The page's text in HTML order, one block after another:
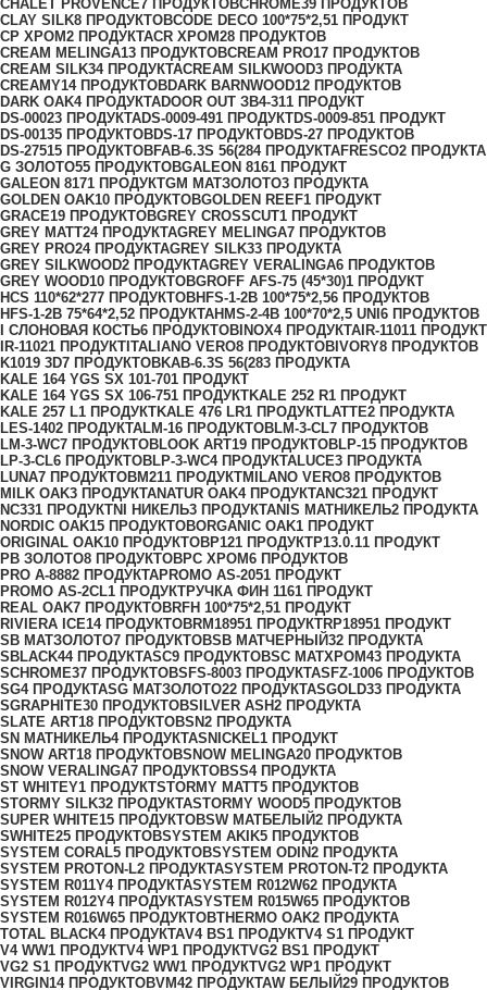
CHALET PROVENCE7 ПРОДУКТОВCHROME39 ПРОДУКТОВ
CLAY SILK8 ПРОДУКТОВCODE DECO 100*75*2,51 ПРОДУКТ
CP ХРОМ2 ПРОДУКТАCR ХРОМ28 ПРОДУКТОВ
CREAM MELINGA13 ПРОДУКТОВCREAM PRO17 ПРОДУКТОВ
CREAM SILK34 ПРОДУКТАCREAM SILKWOOD3 ПРОДУКТА
CREAMY14 ПРОДУКТОВDARK BARNWOOD12 ПРОДУКТОВ
DARK OAK4 ПРОДУКТАDOOR OUT ЗВ4-311 ПРОДУКТ
DS-00023 ПРОДУКТАDS-0009-491 ПРОДУКТDS-0009-851 ПРОДУКТ
DS-00135 ПРОДУКТОВDS-17 ПРОДУКТОВDS-27 ПРОДУКТОВ
DS-27515 ПРОДУКТОВFAB-6.3S 56(284 ПРОДУКТАFRESCO2 ПРОДУКТА
G ЗОЛОТО55 ПРОДУКТОВGALEON 8161 ПРОДУКТ
GALEON 8171 ПРОДУКТGM МАТЗОЛОТО3 ПРОДУКТА
GOLDEN OAK10 ПРОДУКТОВGOLDEN REEF1 ПРОДУКТ
GRACE19 ПРОДУКТОВGREY CROSSCUT1 ПРОДУКТ
GREY MATT24 ПРОДУКТАGREY MELINGA7 ПРОДУКТОВ
GREY PRO24 ПРОДУКТАGREY SILK33 ПРОДУКТА
GREY SILKWOOD2 ПРОДУКТАGREY VERALINGA6 ПРОДУКТОВ
GREY WOOD10 ПРОДУКТОВGROFF AFS-75 (45*30)1 ПРОДУКТ
HCS 110*62*277 ПРОДУКТОВHFS-1-2B 100*75*2,56 ПРОДУКТОВ
HFS-1-2B 75*64*2,52 ПРОДУКТАHMS-2-4B 100*70*2,5 UNI 6 ПРОДУКТОВ
I СЛОНОВАЯ КОСТЬ6 ПРОДУКТОВ INOX4 ПРОДУКТА IR-11011 ПРОДУКТ
IR-11021 ПРОДУКТ ITALIANO VERO8 ПРОДУКТОВ IVORY8 ПРОДУКТОВ
K1019 3D7 ПРОДУКТОВKAB-6.3S 56(283 ПРОДУКТА
KALE 164 YGS SX 101-701 ПРОДУКТ
KALE 164 YGS SX 106-751 ПРОДУКТKALE 252 R1 ПРОДУКТ
KALE 257 L1 ПРОДУКТKALE 476 LR1 ПРОДУКТLATTE2 ПРОДУКТА
LES-1402 ПРОДУКТАLM-16 ПРОДУКТОВLM-3-CL7 ПРОДУКТОВ
LM-3-WC7 ПРОДУКТОВLOOK ART19 ПРОДУКТОВLP-15 ПРОДУКТОВ
LP-3-CL6 ПРОДУКТОВLP-3-WC4 ПРОДУКТАLUCE3 ПРОДУКТА
LUNA7 ПРОДУКТОВM211 ПРОДУКТMILANO VERO8 ПРОДУКТОВ
MILK OAK3 ПРОДУКТАNATUR OAK4 ПРОДУКТАNC321 ПРОДУКТ
NC331 ПРОДУКТNI НИКЕЛЬ3 ПРОДУКТАNIS МАТНИКЕЛЬ2 ПРОДУКТА
NORDIC OAK15 ПРОДУКТОВORGANIC OAK1 ПРОДУКТ
ORIGINAL OAK10 ПРОДУКТОВP121 ПРОДУКТP13.0.11 ПРОДУКТ
PB ЗОЛОТО8 ПРОДУКТОВPC ХРОМ6 ПРОДУКТОВ
PRO A-8882 ПРОДУКТАPROMO AS-2051 ПРОДУКТ
PROMO AS-2CL1 ПРОДУКТPУЧКА ФИН 1161 ПРОДУКТ
REAL OAK7 ПРОДУКТОВRFH 100*75*2,51 ПРОДУКТ
RIVIERA ICE14 ПРОДУКТОВRM18951 ПРОДУКТRP18951 ПРОДУКТ
SB МАТЗОЛОТО7 ПРОДУКТОВSB МАТЧЕРНЫЙ32 ПРОДУКТА
SBLACK44 ПРОДУКТАSC9 ПРОДУКТОВSC МАТХРОМ43 ПРОДУКТА
SCHROME37 ПРОДУКТОВSFS-8003 ПРОДУКТАSFZ-1006 ПРОДУКТОВ
SG4 ПРОДУКТАSG МАТЗОЛОТО22 ПРОДУКТАSGOLD33 ПРОДУКТА
SGRAPHITE30 ПРОДУКТОВSILVER ASH2 ПРОДУКТА
SLATE ART18 ПРОДУКТОВSN2 ПРОДУКТА
SN МАТНИКЕЛЬ4 ПРОДУКТАSNICKEL1 ПРОДУКТ
SNOW ART18 ПРОДУКТОВSNOW MELINGA20 ПРОДУКТОВ
SNOW VERALINGA7 ПРОДУКТОВSS4 ПРОДУКТА
ST WHITEY1 ПРОДУКТSTORMY MATT5 ПРОДУКТОВ
STORMY SILK32 ПРОДУКТАSTORMY WOOD5 ПРОДУКТОВ
SUPER WHITE15 ПРОДУКТОВSW МАТБЕЛЫЙ2 ПРОДУКТА
SWHITE25 ПРОДУКТОВSYSTEM AKIK5 ПРОДУКТОВ
SYSTEM CORAL5 ПРОДУКТОВSYSTEM ODIN2 ПРОДУКТА
SYSTEM PROTON-L2 ПРОДУКТАSYSTEM PROTON-T2 ПРОДУКТА
SYSTEM R011Y4 ПРОДУКТАSYSTEM R012W62 ПРОДУКТА
SYSTEM R012Y4 ПРОДУКТАSYSTEM R015W65 ПРОДУКТОВ
SYSTEM R016W65 ПРОДУКТОВTHERMO OAK2 ПРОДУКТА
TOTAL BLACK4 ПРОДУКТАV4 BS1 ПРОДУКТV4 S1 ПРОДУКТ
V4 WW1 ПРОДУКТV4 WР1 ПРОДУКТVG2 BS1 ПРОДУКТ
VG2 S1 ПРОДУКТVG2 WW1 ПРОДУКТVG2 WР1 ПРОДУКТ
VIRGIN14 ПРОДУКТОВVM42 ПРОДУКТАW БЕЛЫЙ29 ПРОДУКТОВ